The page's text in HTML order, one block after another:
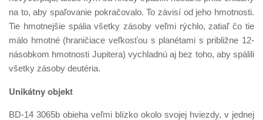
na to, aby spaľovanie pokračovalo. To závisí od jeho hmotnosti.
Tie hmotnejšie spália všetky zásoby veľmi rýchlo, zatiaľ čo tie
málo hmotné (hraničiace veľkosťou s planétami s približne 12-
násobkom hmotnosti Jupitera) vychladnú aj bez toho, aby spálili
všetky zásoby deutéria.
Unikátny objekt
BD-14 3065b obieha veľmi blízko okolo svojej hviezdy, v jednej